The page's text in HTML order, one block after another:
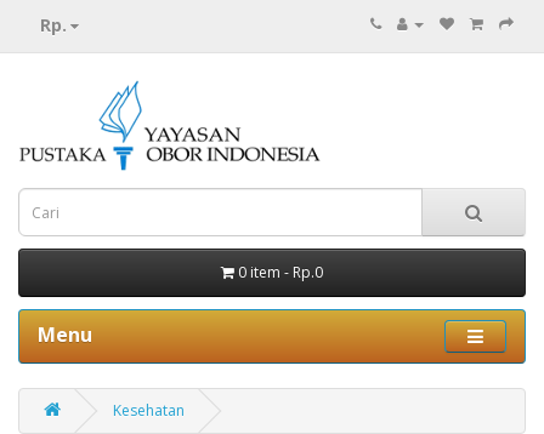
Rp.
0 item - Rp.0
Menu
Kesehatan